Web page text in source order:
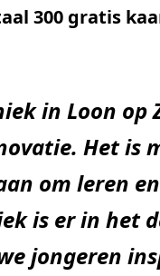
300 gratis
in Loon
Het is
om leren
is er in het
jongeren